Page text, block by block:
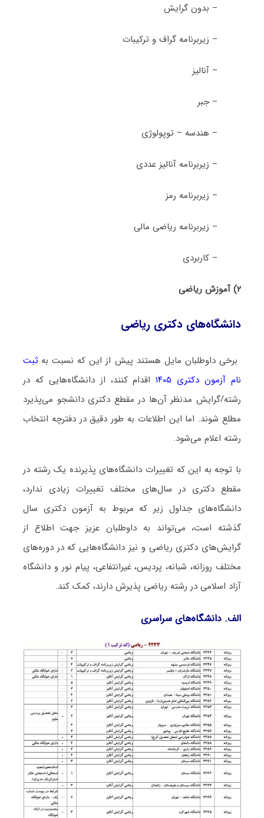
– بدون گرایش
– زیربرنامه گراف و ترکیبات
– آنالیز
– جبر
– هندسه – توپولوژی
– زیربرنامه آنالیز عددی
– زیربرنامه رمز
– زیربرنامه ریاضی مالی
– کاربردی
۲) آموزش ریاضی
دانشگاه‌های دکتری رﻳﺎضی
برخی داوطلبان مایل هستند پیش از این که نسبت به ثبت
نام آزمون دکتری ۱۴۰۵
اقدام کنند، از دانشگاه‌هایی که در
رشته/گرایش مدنظر آن‌ها در مقطع دکتری دانشجو می‌پذیرد
مطلع شوند. اما این اطلاعات به طور دقیق در دفترچه انتخاب
رشته اعلام می‌شود.
با توجه به این که تغییرات دانشگاه‌های پذیرنده یک رشته در
مقطع دکتری در سال‌های مختلف تغییرات زیادی ندارد،
دانشگاه‌های جداول زیر که مربوط به آزمون دکتری سال
گذشته است، می‌تواند به داوطلبان عزیز جهت اطلاع از
گرایش‌های دکتری رﻳﺎضی و نیز دانشگاه‌هایی که در دوره‌های
مختلف روزانه، شبانه، پردیس، غیرانتفاعی، پیام نور و دانشگاه
آزاد اﺳﻼمی در رشته رﻳﺎضی پذیرش دارند، کمک کند.
الف. دانشگاه‌های سراسری